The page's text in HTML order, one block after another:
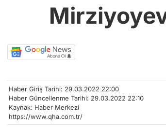
Haber Giriş Tarihi: 29.03.2022 22:00
Haber Güncellenme Tarihi: 29.03.2022 22:10
Kaynak: Haber Merkezi
https://www.qha.com.tr/